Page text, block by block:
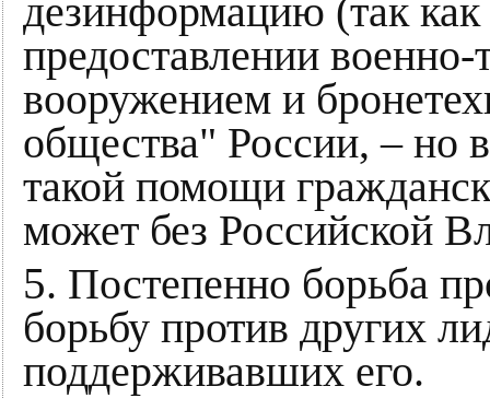
дезинформацию (так как
предоставлении
вооружением и
общества" России, – но
такой помощи
может без Российской
5. Постепенно борьба
борьбу против других
поддерживавших его.